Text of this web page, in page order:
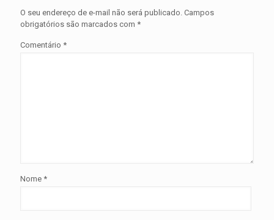
O seu endereço de e-mail não será publicado. Campos
obrigatórios são marcados com *
Comentário *
Nome *